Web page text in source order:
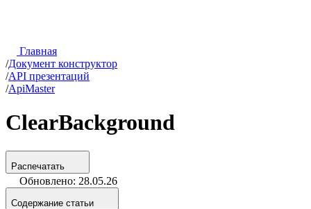
Главная
/Документ конструктор
/API презентаций
/ApiMaster
ClearBackground
Распечатать
Обновлено: 28.05.26
Содержание статьи